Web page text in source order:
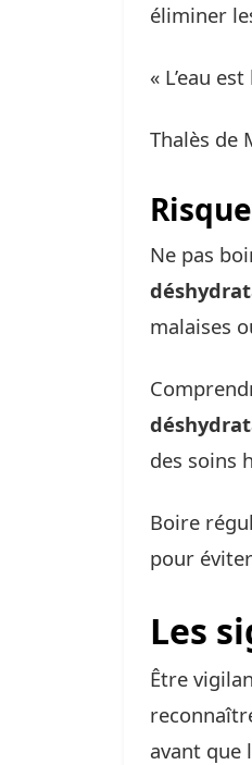
éliminer
« L’eau
Thalès de
Ne pas
malaises
des soins
Boire
pour
Les
Être
avant que